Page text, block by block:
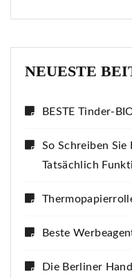
NEUESTE
BESTE Tinder-
So Schreiben Sie
Tatsächlich
Beste
Die Berliner